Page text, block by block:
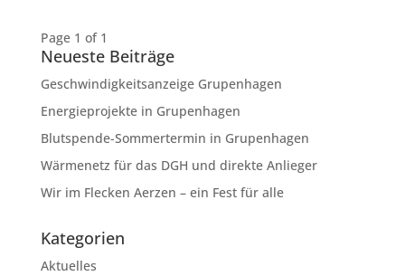
Page 1 of 1
Neueste Beiträge
Geschwindig­keits­anzeige Grupenhagen
Energieprojekte in Grupenhagen
Blutspende-Sommertermin in Grupenhagen
Wärmenetz für das DGH und direkte Anlieger
Wir im Flecken Aerzen – ein Fest für alle
Kategorien
Aktuelles